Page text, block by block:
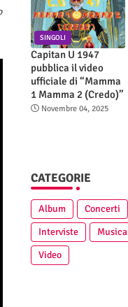
SINGOLI
Capitan U 1947
pubblica il video
ufficiale di “Mamma
1 Mamma 2 (Credo)”
Novembre 04, 2025
CATEGORIE
Album Concerti
Interviste
Musica
Video